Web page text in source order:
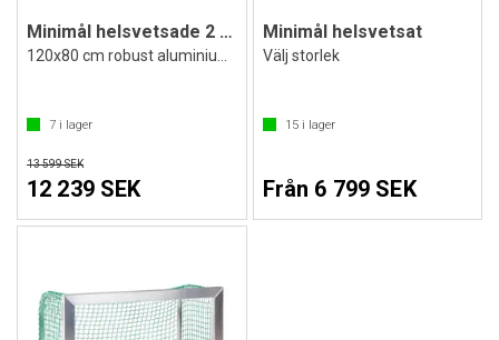
Minimål helsvetsade 2 st.
7 i lager
13 599 SEK
12 239 SEK
Minimål helsvetsat
Välj storlek
15i lager
Från 6 799 SEK